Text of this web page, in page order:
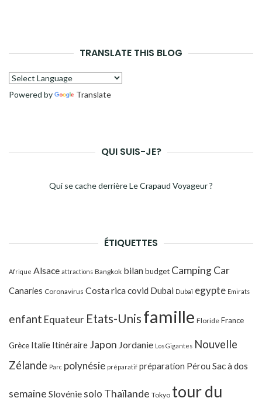
TRANSLATE THIS BLOG
Powered by Translate
QUI SUIS-JE?
Qui se cache derrière Le Crapaud Voyageur ?
ÉTIQUETTES
Afrique Alsace attractions Bangkok bilanbudget Camping Car
Canaries Coronavirus Costa ricacovid Dubai Dubaï egypte Emirats
enfant Equateur Etats-Unis famille Floride France
Grèce Italie Itinéraire Japon Jordanie Los Gigantes Nouvelle
Zélande Parc polynésie préparatif préparation Pérou Sac à dos
semaine Slovénie solo Thaïlande Tokyo tour du